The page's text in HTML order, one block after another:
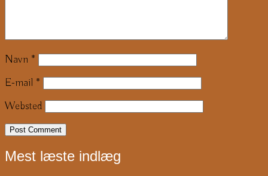
Navn *
E-mail *
Websted
Mest læste indlæg